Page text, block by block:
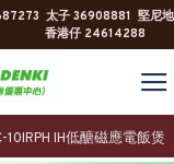
太子 36908881 堅尼
香港仔 24614288
10IRPH IH低醣磁應電飯煲